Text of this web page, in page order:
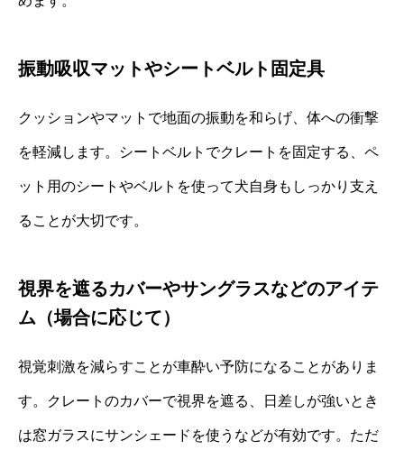
振動吸収マットやシートベルト固定具
クッションやマットで地面の振動を和らげ、体への衝撃
を軽減します。シートベルトでクレートを固定する、ペ
ット用のシートやベルトを使って犬自身もしっかり支え
ることが大切です。
視界を遮るカバーやサングラスなどのアイテ
ム（場合に応じて）
視覚刺激を減らすことが車酔い予防になることがありま
す。クレートのカバーで視界を遮る、日差しが強いとき
は窓ガラスにサンシェードを使うなどが有効です。ただ